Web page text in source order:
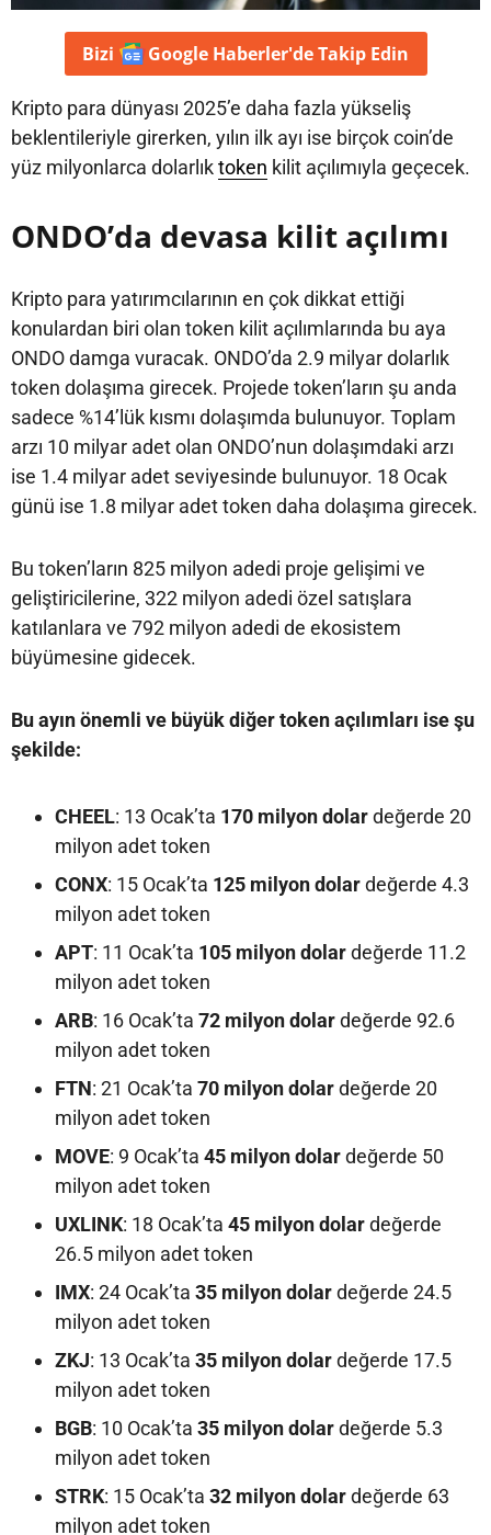
Bizi Google Haberler'deTakip Edin
Kripto para dünyası 2025’e daha fazla yükseliş
beklentileriyle girerken, yılın ilk ayı ise birçok coin’de
yüz milyonlarca dolarlıktoken kilit açılımıyla geçecek.
ONDO’da devasa kilit açılımı
Kripto para yatırımcılarının en çok dikkat ettiği
konulardan biri olan token kilit açılımlarında bu aya
ONDO damga vuracak. ONDO’da 2.9 milyar dolarlık
token dolaşıma girecek. Projede token’ların şu anda
sadece %14’lük kısmı dolaşımda bulunuyor. Toplam
arzı 10 milyar adet olan ONDO’nun dolaşımdaki arzı
ise 1.4 milyar adet seviyesinde bulunuyor. 18 Ocak
günü ise 1.8 milyar adet token daha dolaşıma girecek.
Bu token’ların 825 milyon adedi proje gelişimi ve
geliştiricilerine, 322 milyon adedi özel satışlara
katılanlara ve 792 milyon adedi de ekosistem
büyümesine gidecek.
Bu ayın önemli ve büyük diğer token açılımları ise şu
şekilde:
CHEEL: 13 Ocak’ta 170 milyon dolardeğerde 20
milyon adet token
CONX: 15 Ocak’ta 125 milyon dolardeğerde 4.3
milyon adet token
APT: 11 Ocak’ta 105 milyon dolardeğerde 11.2
milyon adet token
ARB: 16 Ocak’ta 72 milyon dolardeğerde 92.6
milyon adet token
FTN: 21 Ocak’ta 70 milyon dolardeğerde 20
milyon adet token
MOVE: 9 Ocak’ta 45 milyon dolardeğerde 50
milyon adet token
UXLINK: 18 Ocak’ta 45 milyon dolardeğerde
26.5 milyon adet token
IMX: 24 Ocak’ta 35 milyon dolardeğerde 24.5
milyon adet token
ZKJ: 13 Ocak’ta 35 milyon dolardeğerde 17.5
milyon adet token
BGB: 10 Ocak’ta 35 milyon dolardeğerde 5.3
milyon adet token
STRK: 15 Ocak’ta 32 milyon dolardeğerde 63
milyon adet token